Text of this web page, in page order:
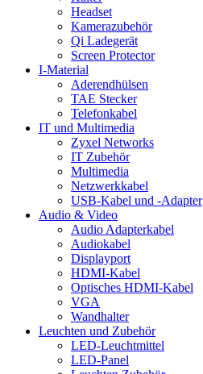
Headset
Kamerazubehör
Qi Ladegerät
Screen Protector
I-Material
Aderendhülsen
TAE Stecker
Telefonkabel
IT und Multimedia
Zyxel Networks
IT Zubehör
Multimedia
Netzwerkkabel
USB-Kabel und -Adapter
Audio & Video
Audio Adapterkabel
Audiokabel
Displayport
HDMI-Kabel
Optisches HDMI-Kabel
VGA
Wandhalter
Leuchten und Zubehör
LED-Leuchtmittel
LED-Panel